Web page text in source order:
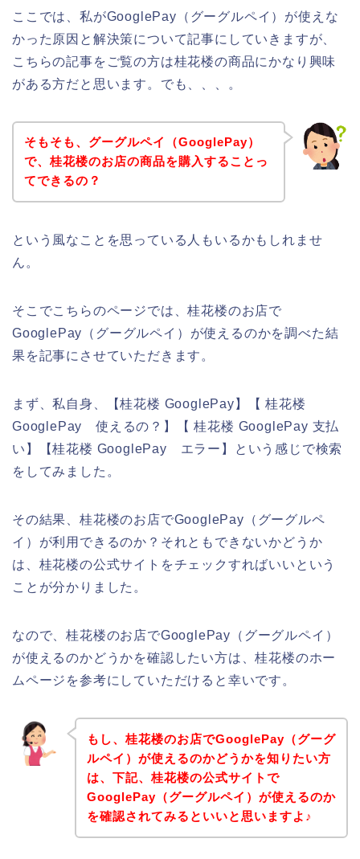
ここでは、私がGooglePay（グーグルペイ）が使えな
かった原因と解決策について記事にしていきますが、
こちらの記事をご覧の方は桂花楼の商品にかなり興味
がある方だと思います。でも、、、。
そもそも、グーグルペイ（GooglePay）
で、桂花楼のお店の商品を購入することっ
てできるの？
という風なことを思っている人もいるかもしれませ
ん。
そこでこちらのページでは、桂花楼のお店で
GooglePay（グーグルペイ）が使えるのかを調べた結
果を記事にさせていただきます。
まず、私自身、【桂花楼 GooglePay】【 桂花楼
GooglePay 使えるの？】【 桂花楼 GooglePay 支払
い】【桂花楼 GooglePay エラー】という感じで検索
をしてみました。
その結果、桂花楼のお店でGooglePay（グーグルペ
イ）が利用できるのか？それともできないかどうか
は、桂花楼の公式サイトをチェックすればいいという
ことが分かりました。
なので、桂花楼のお店でGooglePay（グーグルペイ）
が使えるのかどうかを確認したい方は、桂花楼のホー
ムページを参考にしていただけると幸いです。
もし、桂花楼のお店でGooglePay（グーグ
ルペイ）が使えるのかどうかを知りたい方
は、下記、桂花楼の公式サイトで
GooglePay（グーグルペイ）が使えるのか
を確認されてみるといいと思いますよ♪